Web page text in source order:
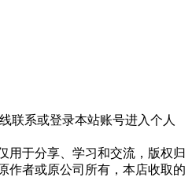
联系或登录本站账号进入个人
用于分享、学习和交流，版权归
作者或原公司所有，本店收取的